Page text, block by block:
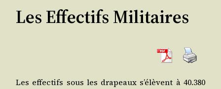
Les Effectifs Militaires
Les effec­tifs sous les dra­peaux s’élèvent à 40.380